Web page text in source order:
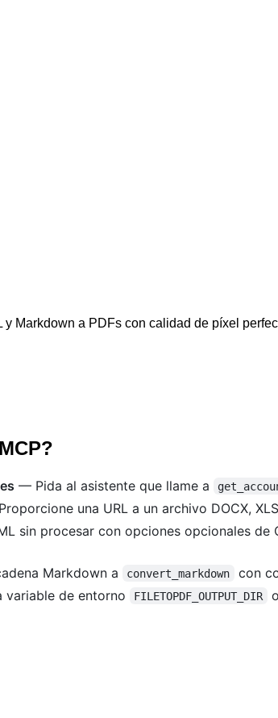
Markdown a PDFs con calidad de píxel
— Pida al asistente que llame a
una URL a un archivo DOCX,
sin procesar con opciones opcionales de
Markdown a convert_markdown
con
de entorno FILETOPDF_OUTPUT_DIR